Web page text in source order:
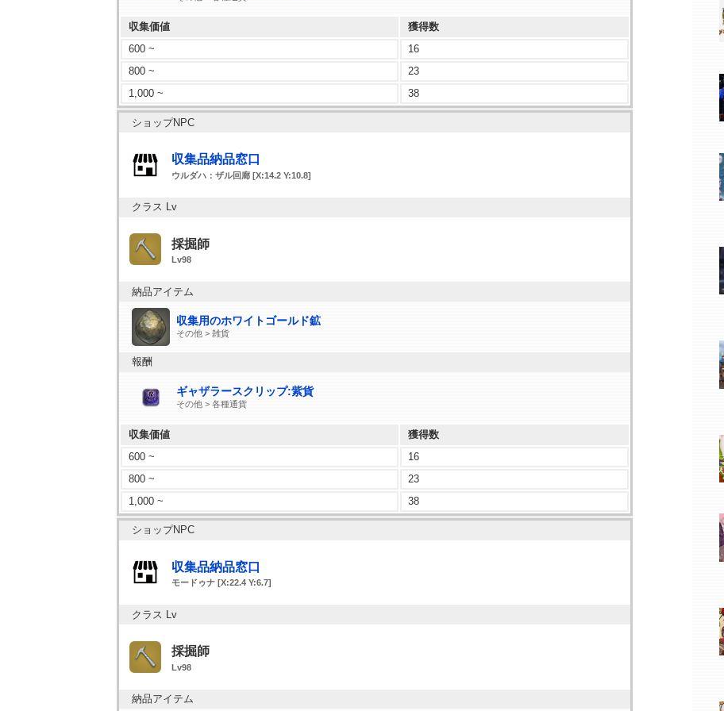
収集価値
獲得数
600 ~
16
800 ~
23
1,000 ~
38
ショップNPC
収集品納品窓口
ウルダハ：ザル回廊 [X:14.2 Y:10.8]
クラス Lv
採掘師
Lv98
納品アイテム
収集用のホワイトゴールド鉱
その他 > 雑貨
報酬
ギャザラースクリップ:紫貨
その他 > 各種通貨
収集価値
獲得数
600 ~
16
800 ~
23
1,000 ~
38
ショップNPC
収集品納品窓口
モードゥナ [X:22.4 Y:6.7]
クラス Lv
採掘師
Lv98
納品アイテム